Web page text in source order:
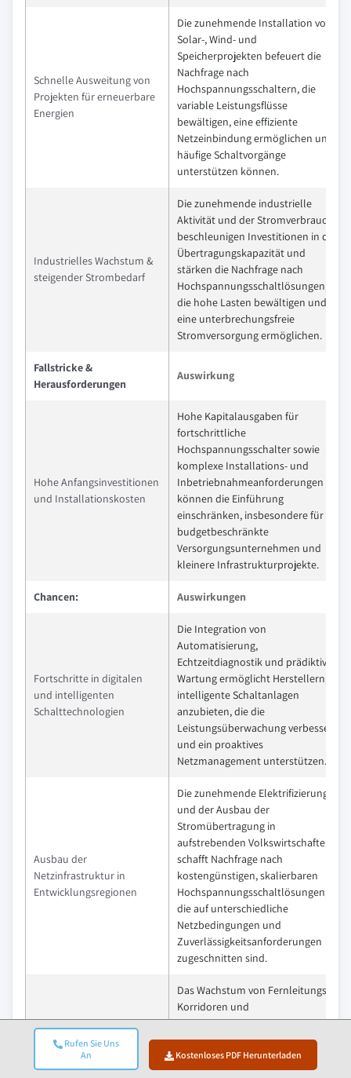
Rufen Sie Uns
An
Kostenloses PDF Herunterladen
Schnelle Ausweitung von
Projekten für erneuerbare
Energien
Die zunehmende Installation von
Solar-, Wind- und
Speicherprojekten befeuert die
Nachfrage nach
Hochspannungsschaltern, die
variable Leistungsflüsse
bewältigen, eine effiziente
Netzeinbindung ermöglichen und
häufige Schaltvorgänge
unterstützen können.
Industrielles Wachstum &
steigender Strombedarf
Die zunehmende industrielle
Aktivität und der Stromverbrauch
beschleunigen Investitionen in die
Übertragungskapazität und
stärken die Nachfrage nach
Hochspannungsschaltlösungen,
die hohe Lasten bewältigen und
eine unterbrechungsfreie
Stromversorgung ermöglichen.
Fallstricke &
Herausforderungen
Auswirkung
Hohe Anfangsinvestitionen
und Installationskosten
Hohe Kapitalausgaben für
fortschrittliche
Hochspannungsschalter sowie
komplexe Installations- und
Inbetriebnahmeanforderungen
können die Einführung
einschränken, insbesondere für
budgetbeschränkte
Versorgungsunternehmen und
kleinere Infrastrukturprojekte.
Chancen: Auswirkungen
Fortschritte in digitalen
und intelligenten
Schalttechnologien
Die Integration von
Automatisierung,
Echtzeitdiagnostik und prädiktiver
Wartung ermöglicht Herstellern,
intelligente Schaltanlagen
anzubieten, die die
Leistungsüberwachung verbessern
und ein proaktives
Netzmanagement unterstützen.
Ausbau der
Netzinfrastruktur in
Entwicklungsregionen
Die zunehmende Elektrifizierung
und der Ausbau der
Stromübertragung in
aufstrebenden Volkswirtschaften
schafft Nachfrage nach
kostengünstigen, skalierbaren
Hochspannungsschaltlösungen,
die auf unterschiedliche
Netzbedingungen und
Zuverlässigkeitsanforderungen
zugeschnitten sind.
Aufstieg von
Ultrahochspannungs- und
Interkonnektionsprojekten
Das Wachstum von Fernleitungs-
Korridoren und
grenzüberschreitenden
Verbindungen treibt die Nachfrage
nach Hochspannungsschaltern
voran, die höhere Nennwerte